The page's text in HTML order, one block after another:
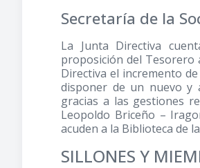
Secretaría de la
La Junta Directiva
proposición del Tesorero
Directiva el incremento
disponer de un nuevo y
gracias a las gestiones
Leopoldo Briceño –
acuden a la Biblioteca de
SILLONES Y